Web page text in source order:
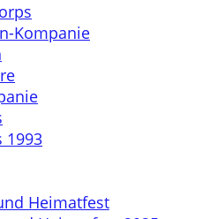
Kompanie
1993
Heimatfest